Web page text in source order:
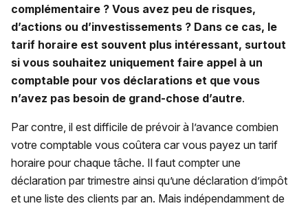
complémentaire ? Vous avez peu de risques,
d’actions ou d’investissements ? Dans ce cas, le
tarif horaire est souvent plus intéressant, surtout
si vous souhaitez uniquement faire appel à un
comptable pour vos déclarations et que vous
n’avez pas besoin de grand-chose d’autre.
Par contre, il est difficile de prévoir à l’avance combien
votre comptable vous coûtera car vous payez un tarif
horaire pour chaque tâche. Il faut compter une
déclaration par trimestre ainsi qu’une déclaration d’impôt
et une liste des clients par an. Mais indépendamment de